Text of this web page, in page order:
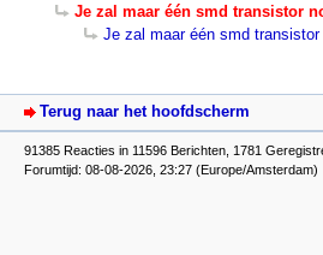
Je zal maar één smd transistor
Je zal maar één smd transistor
Terug naar het hoofdscherm
91385 Reacties in 11596 Berichten, 1781
Forumtijd: 08-08-2026, 23:27 (Europe/Amsterdam)